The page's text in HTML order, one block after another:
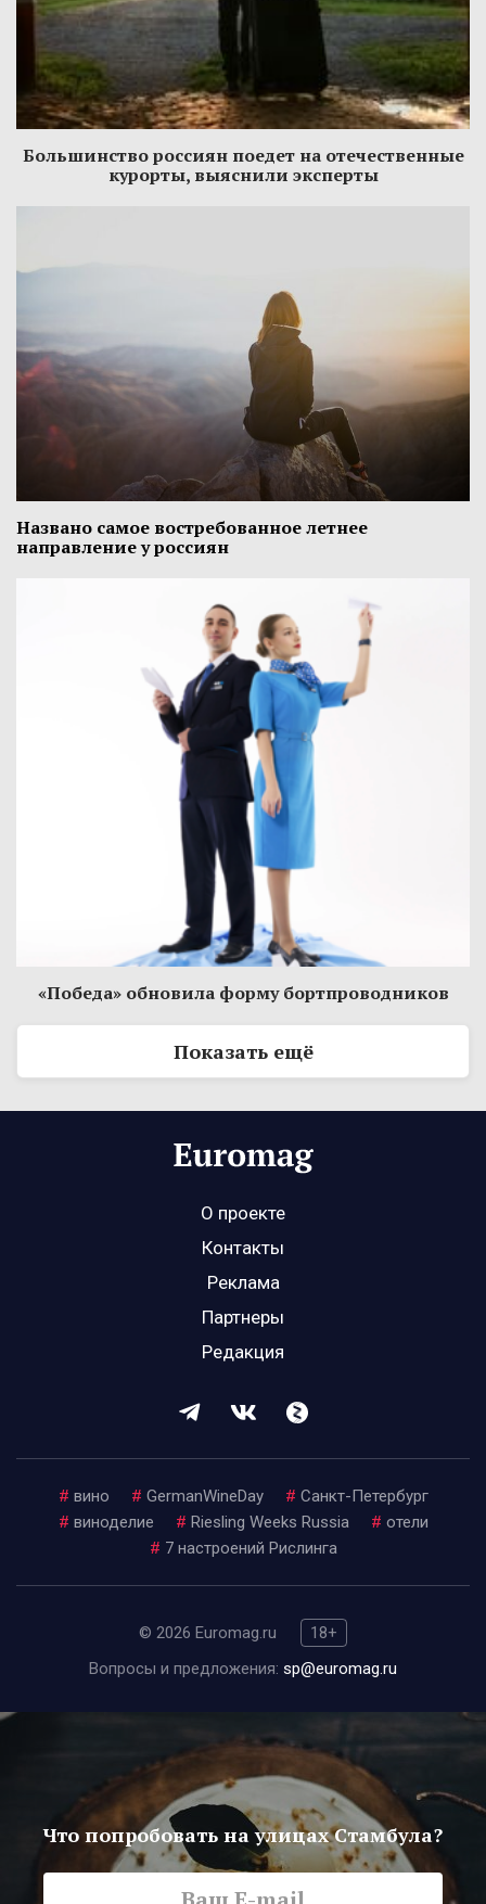
Большинство россиян поедет на отечественные
курорты, выяснили эксперты
Названо самое востребованное летнее
направление у россиян
«Победа» обновила форму бортпроводников
Показать ещё
О проекте
Контакты
Реклама
Партнеры
Редакция
# вино # GermanWineDay # Санкт-Петербург
# виноделие # Riesling Weeks Russia # отели
# 7 настроений Рислинга
© 2026 Euromag.ru
18+
Вопросы и предложения: sp@euromag.ru
Что попробовать на улицах Стамбула?